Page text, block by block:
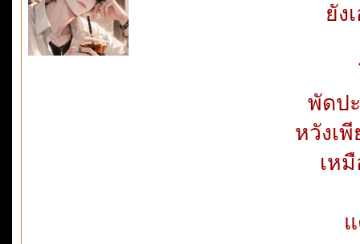
ยัง
พัดป
หวังเ
เห